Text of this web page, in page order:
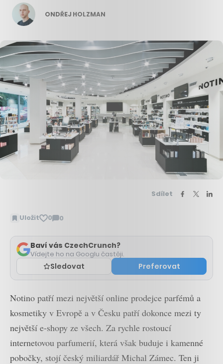
ONDŘEJ HOLZMAN
Sdílet
Uložit 0 0
Zobrazit
Baví vás CzechCrunch?
Vídejte ho na Googlu častěji.
Sledovat Preferovat
Notino patří mezi největší online prodejce parfémů a
kosmetiky v Evropě a v Česku patří dokonce mezi ty
největší e-shopy ze všech. Za rychle rostoucí
internetovou parfumerií, která však buduje i kamenné
pobočky, stojí český miliardář Michal Zámec. Ten ji